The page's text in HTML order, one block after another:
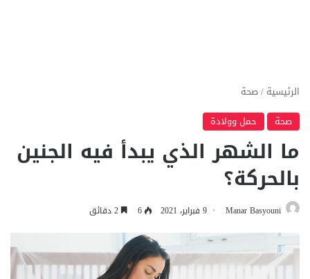
الرئيسية /صحة
صحة
حمل وولادة
ما الشهر الذي يبدأ فيه الجنين
بالحركة؟
Manar Basyouni 9 فبراير، 2021 6